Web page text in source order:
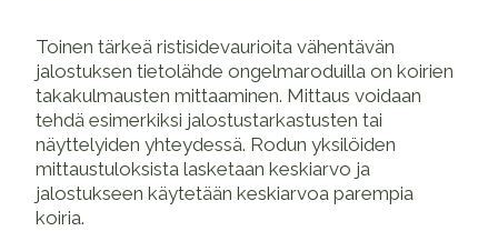
Toinen tärkeä ristisidevaurioita vähentävän
jalostuksen tietolähde ongelmaroduilla on koirien
takakulmausten mittaaminen. Mittaus voidaan
tehdä esimerkiksi jalostustarkastusten tai
näyttelyiden yhteydessä. Rodun yksilöiden
mittaustuloksista lasketaan keskiarvo ja
jalostukseen käytetään keskiarvoa parempia
koiria.